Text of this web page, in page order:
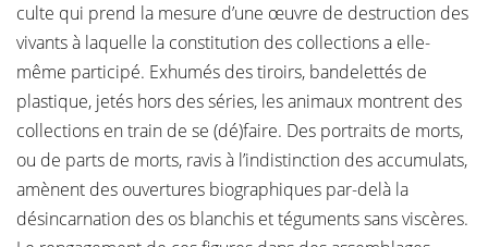
culte qui prend la mesure d’une œuvre de destruction des
vivants à laquelle la constitution des collections a elle-
même participé. Exhumés des tiroirs, bandelettés de
plastique, jetés hors des séries, les animaux montrent des
collections en train de se (dé)faire. Des portraits de morts,
ou de parts de morts, ravis à l’indistinction des accumulats,
amènent des ouvertures biographiques par-delà la
désincarnation des os blanchis et téguments sans viscères.